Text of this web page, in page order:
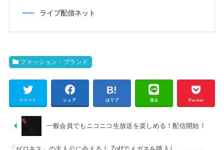
ファッション・ブランド
ツイート シェア はてブ 送る Pocket
一般会員でもニコニコ生放送を楽しめる！配信開始！